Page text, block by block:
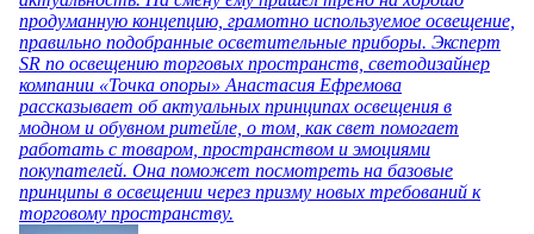
продуманную концепцию, грамотно используемое освещение,
правильно подобранные осветительные приборы. Эксперт
SR по освещению торговых пространств, светодизайнер
компании «Точка опоры» Анастасия Ефремова
рассказывает об актуальных принципах освещения в
модном и обувном ритейле, о том, как свет помогает
работать с товаром, пространством и эмоциями
покупателей. Она поможет посмотреть на базовые
принципы в освещении через призму новых требований к
торговому пространству.